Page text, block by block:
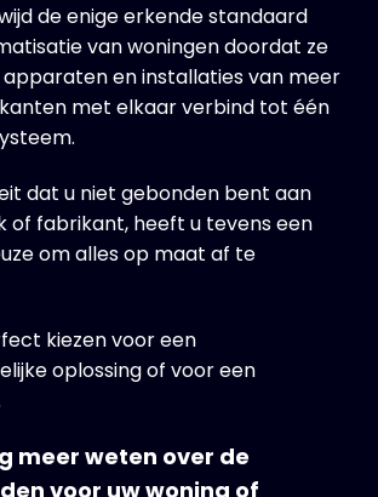
de enige erkende standaard
van woningen doordat ze
en installaties van meer
met elkaar verbind tot één
dat u niet gebonden bent aan
of fabrikant, heeft u tevens een
om alles op maat af te
kiezen voor een
oplossing of voor een
meer weten over de
voor uw woning of